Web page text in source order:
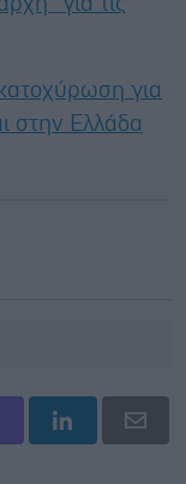
για
στην Ελλάδα